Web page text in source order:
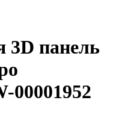
панель
00001952